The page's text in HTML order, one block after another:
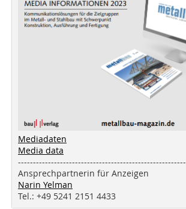
Mediadaten
Media data
--------------------------------------------------------
Ansprechpartnerin für Anzeigen
Narin Yelman
Tel.: +49 5241 2151 4433